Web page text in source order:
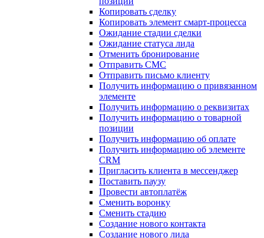
Копировать сделку
Копировать элемент смарт-процесса
Ожидание стадии сделки
Ожидание статуса лида
Отменить бронирование
Отправить СМС
Отправить письмо клиенту
Получить информацию о привязанном
элементе
Получить информацию о реквизитах
Получить информацию о товарной
позиции
Получить информацию об оплате
Получить информацию об элементе
CRM
Пригласить клиента в мессенджер
Поставить паузу
Провести автоплатёж
Сменить воронку
Сменить стадию
Создание нового контакта
Создание нового лида